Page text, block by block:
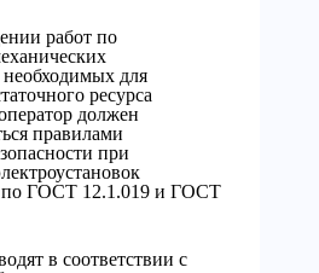
работ по
необходимых для
ресурса
должен
правилами
при
по ГОСТ 12.1.019 и ГОСТ
в соответствии с